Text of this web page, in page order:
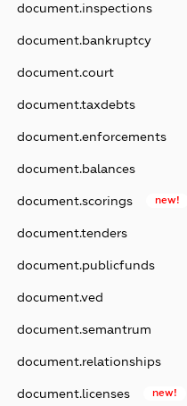
document.inspections
document.bankruptcy
document.court
document.taxdebts
document.enforcements
document.balances
document.scorings new!
document.tenders
document.publicfunds
document.ved
document.semantrum
document.relationships
document.licenses new!